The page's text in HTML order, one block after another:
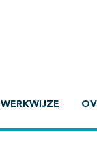
WERKWIJZE